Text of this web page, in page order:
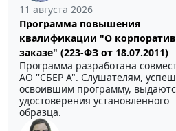
11 августа 2026
Программа повышения
квалификации "О
заказе" (223-ФЗ от 18.07.2011)
Программа разработана
АО ''СБЕР А". Слушателям,
освоившим программу,
удостоверения установленного
образца.